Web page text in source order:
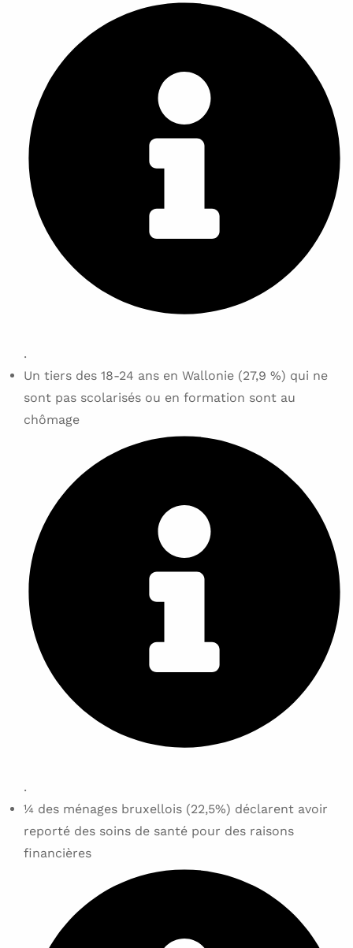
.
Un tiers des 18-24 ans en Wallonie (27,9 %) qui ne
sont pas scolarisés ou en formation sont au
chômage
.
¼ des ménages bruxellois (22,5%) déclarent avoir
reporté des soins de santé pour des raisons
financières